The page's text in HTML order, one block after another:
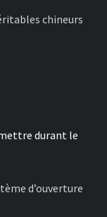
chineurs
durant le
d’ouverture